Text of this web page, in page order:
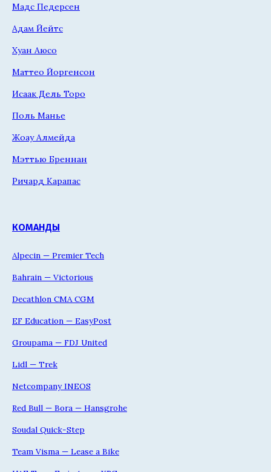
Мадс Педерсен
Адам Йейтс
Хуан Аюсо
Маттео Йоргенсон
Исаак Дель Торо
Поль Манье
Жоау Алмейда
Мэттью Бреннан
Ричард Карапас
КОМАНДЫ
Alpecin — Premier Tech
Bahrain — Victorious
Decathlon CMA CGM
EF Education — EasyPost
Groupama — FDJ United
Lidl — Trek
Netcompany INEOS
Red Bull — Bora — Hansgrohe
Soudal Quick-Step
Team Visma — Lease a Bike